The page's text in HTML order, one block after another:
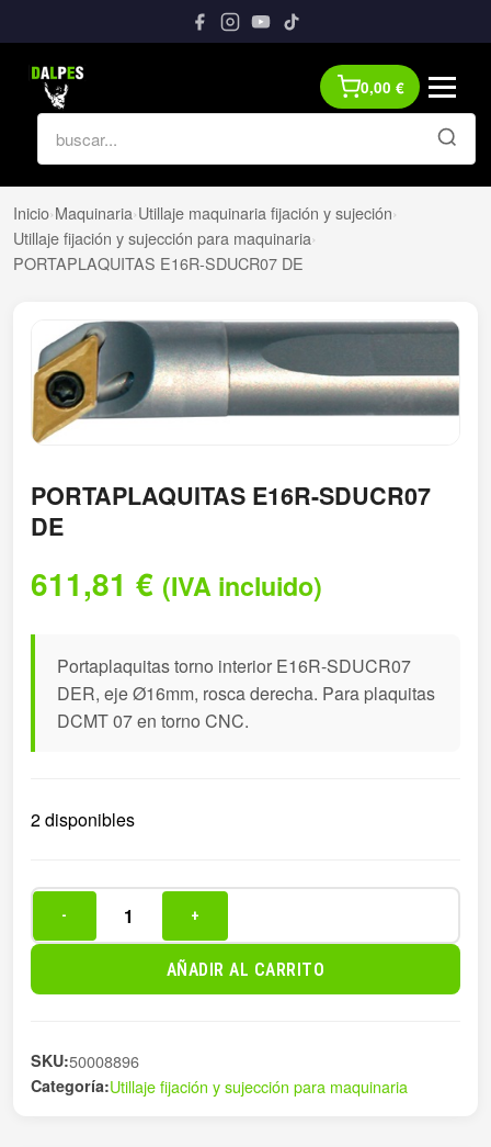
0,00 €
Inicio›Maquinaria›Utillaje maquinaria fijación y sujeción›
Utillaje fijación y sujección para maquinaria›
PORTAPLAQUITAS E16R-SDUCR07 DE
PORTAPLAQUITAS E16R-SDUCR07
DE
611,81 € (IVA incluido)
Portaplaquitas torno interior E16R-SDUCR07
DER, eje Ø16mm, rosca derecha. Para plaquitas
DCMT 07 en torno CNC.
2 disponibles
PORTAPLAQUITAS
E16R-
- +
AÑADIR AL CARRITO
SKU:50008896
Categoría:Utillaje fijación y sujección para maquinaria